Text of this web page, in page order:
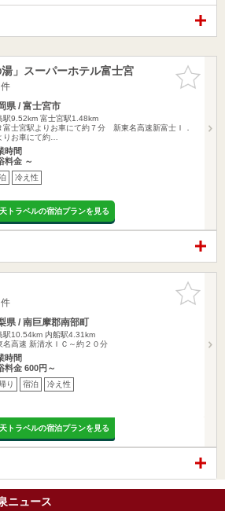
お気に入
りに追加
」スーパーホテル富士宮
県 / 富士宮市
駅9.52km 富士宮駅1.48km
富士宮駅よりお車にて約７分 新東名高速新富士Ｉ．
りお車にて約…
時間
料金 ～
冷え性
トラベルの宿泊プランを見る
お気に入
りに追加
県 / 南巨摩郡南部町
駅10.54km 内船駅4.31km
名高速 新清水ＩＣ～約２０分
時間
料金 600円～
り 宿泊 冷え性
トラベルの宿泊プランを見る
ニュース